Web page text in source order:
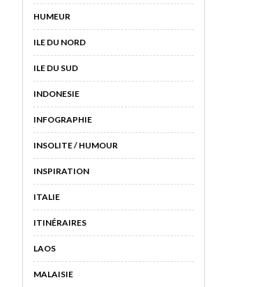
HUMEUR
ILE DU NORD
ILE DU SUD
INDONESIE
INFOGRAPHIE
INSOLITE / HUMOUR
INSPIRATION
ITALIE
ITINÉRAIRES
LAOS
MALAISIE